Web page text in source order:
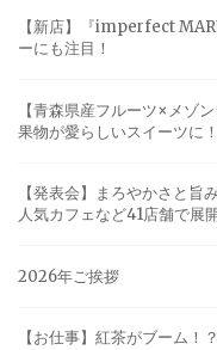
【新店】『imperfect
ーにも注目！
【青森県産フルーツ×メゾ
果物が愛らしいスイーツに！
【発表会】まろやかさと
人気カフェなど41店舗で展
2026年ご挨拶
【お仕事】紅茶がブーム